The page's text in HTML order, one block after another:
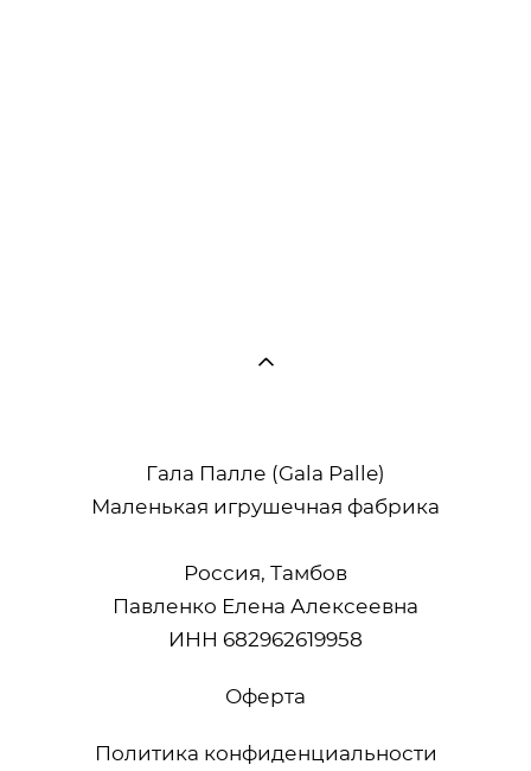
Гала Палле (Gala Palle)
Маленькая игрушечная фабрика
Россия, Тамбов
Павленко Елена Алексеевна
ИНН 682962619958
Оферта
Политика конфиденциальности